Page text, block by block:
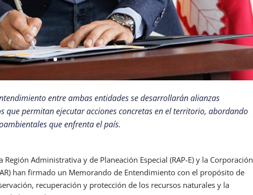
entre ambas entidades se desarrollarán alianzas
que permitan ejecutar acciones concretas en el territorio, abordando
que enfrenta el país.
Región Administrativa y de Planeación Especial (RAP-E) y la Corporación
han firmado un Memorando de Entendimiento con el propósito de
recuperación y protección de los recursos naturales y la